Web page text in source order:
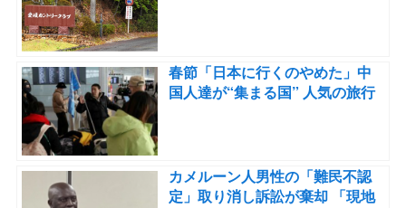
春節「日本に行くのやめた」中
国人達が“集まる国” 人気の旅行
カメルーン人男性の「難民不認
定」取り消し訴訟が棄却 「現地